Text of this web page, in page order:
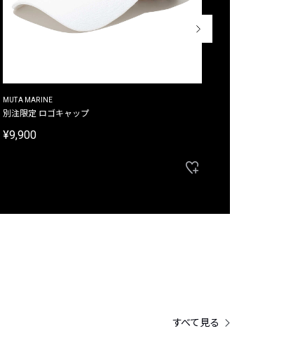
MUTA MARINE
別注限定 ロゴキャップ
¥9,900
すべて見る